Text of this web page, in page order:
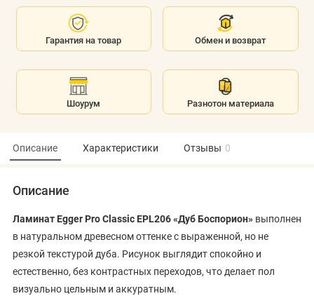
Гарантия на товар Обмен и возврат
Шоурум Разнотон материала
Описание Характеристики Отзывы 0
Описание
Ламинат Egger Pro Classic EPL206 «Дуб Боспорион» выполнен
в натуральном древесном оттенке с выраженной, но не
резкой текстурой дуба. Рисунок выглядит спокойно и
естественно, без контрастных переходов, что делает пол
визуально цельным и аккуратным.